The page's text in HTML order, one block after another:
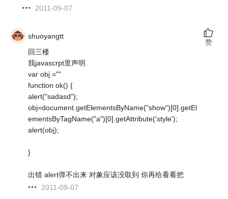
2011-09-07
shuoyangtt
回三楼
我javascrpt里声明
var obj =""
function ok() {
alert("sadasd");
obj=document.getElementsByName("show")[0].getEl
ementsByTagName("a")[0].getAttribute('style');
alert(obj);
}
出错 alert弹不出来 对象应该没取到 你再给看看把
2011-09-07
赞